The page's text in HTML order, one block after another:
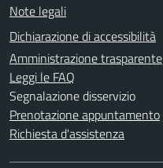
Note legali
Dichiarazione di accessibilità
Amministrazione trasparente
Leggi le FAQ
Segnalazione disservizio
Prenotazione appuntamento
Richiesta d'assistenza